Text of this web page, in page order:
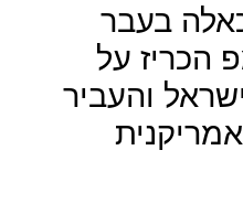
בעבר
הכריז על
והעביר